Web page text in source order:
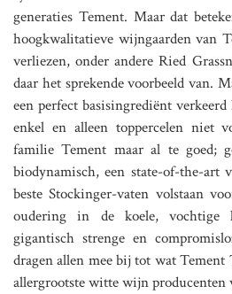
generaties Tement. Maar dat
hoogkwalitatieve wijngaarden van
verliezen, onder andere Ried
daar het sprekende voorbeeld van.
een perfect basisingrediënt
enkel en alleen toppercelen niet
familie Tement maar al te goed;
biodynamisch, een state-of-the-art
beste Stockinger-vaten volstaan
oudering in de koele, vochtige
gigantisch strenge en
dragen allen mee bij tot wat Tement
allergrootste witte wijn producenten